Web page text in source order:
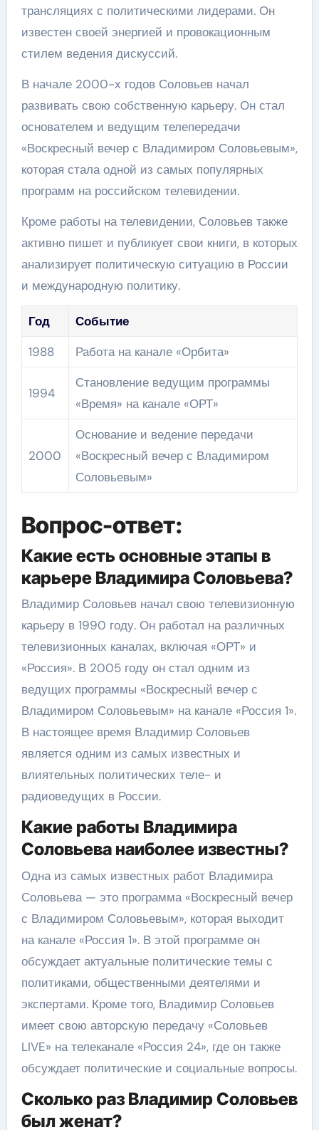
трансляциях с политическими лидерами. Он
известен своей энергией и провокационным
стилем ведения дискуссий.
В начале 2000-х годов Соловьев начал
развивать свою собственную карьеру. Он стал
основателем и ведущим телепередачи
«Воскресный вечер с Владимиром Соловьевым»,
которая стала одной из самых популярных
программ на российском телевидении.
Кроме работы на телевидении, Соловьев также
активно пишет и публикует свои книги, в которых
анализирует политическую ситуацию в России
и международную политику.
Год
Событие
1988
Работа на канале «Орбита»
1994
Становление ведущим программы
«Время» на канале «ОРТ»
2000
Основание и ведение передачи
«Воскресный вечер с Владимиром
Соловьевым»
Вопрос-ответ:
Какие есть основные этапы в
карьере Владимира Соловьева?
Владимир Соловьев начал свою телевизионную
карьеру в 1990 году. Он работал на различных
телевизионных каналах, включая «ОРТ» и
«Россия». В 2005 году он стал одним из
ведущих программы «Воскресный вечер с
Владимиром Соловьевым» на канале «Россия 1».
В настоящее время Владимир Соловьев
является одним из самых известных и
влиятельных политических теле- и
радиоведущих в России.
Какие работы Владимира
Соловьева наиболее известны?
Одна из самых известных работ Владимира
Соловьева — это программа «Воскресный вечер
с Владимиром Соловьевым», которая выходит
на канале «Россия 1». В этой программе он
обсуждает актуальные политические темы с
политиками, общественными деятелями и
экспертами. Кроме того, Владимир Соловьев
имеет свою авторскую передачу «Соловьев
LIVE» на телеканале «Россия 24», где он также
обсуждает политические и социальные вопросы.
Сколько раз Владимир Соловьев
был женат?